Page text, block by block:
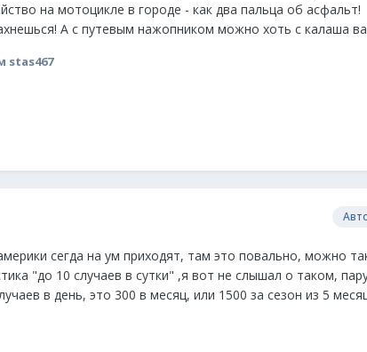
на мотоцикле в городе - как два пальца об асфальт!
А с путевым нажопником можно хоть с калаша
stas467
сегда на ум приходят, там это повально, можно
"до 10 случаев в сутки" ,я вот не слышал о таком,
в день, это 300 в месяц, или 1500 за сезон из 5